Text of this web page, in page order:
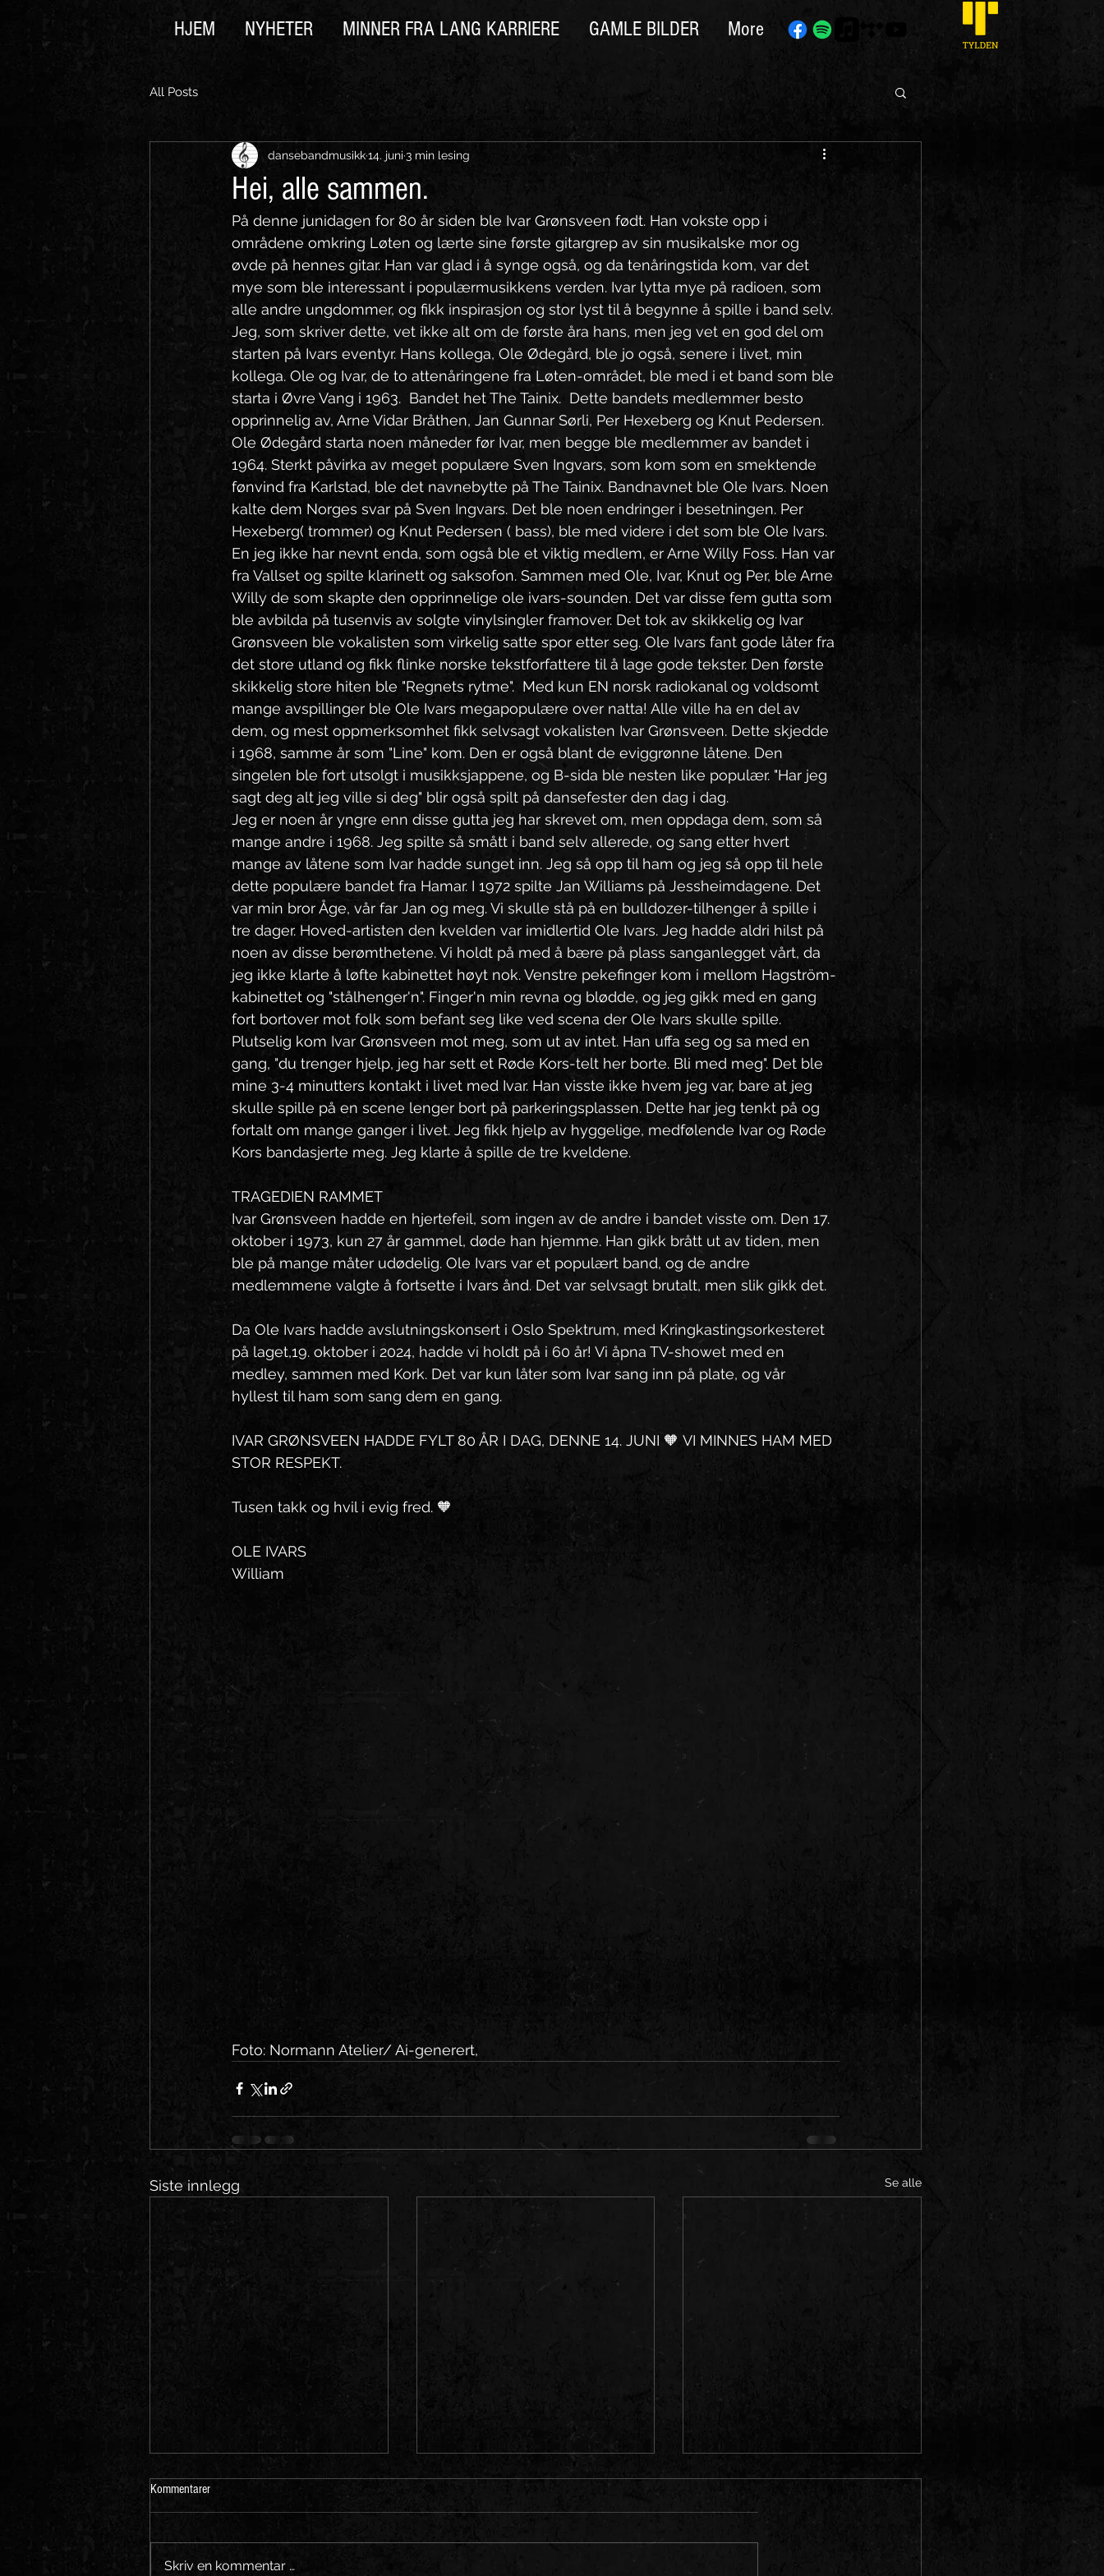
HJEM NYHETER MINNER FRA LANG KARRIERE GAMLE BILDER More
All Posts
Hei, alle sammen.
dansebandmusikk14. juni 3 min lesing
På denne junidagen for 80 år siden ble Ivar Grønsveen født. Han vokste opp i
områdene omkring Løten og lærte sine første gitargrep av sin musikalske mor og
øvde på hennes gitar. Han var glad i å synge også, og da tenåringstida kom, var det
mye som ble interessant i populærmusikkens verden. Ivar lytta mye på radioen, som
alle andre ungdommer, og fikk inspirasjon og stor lyst til å begynne å spille i band selv.
Jeg, som skriver dette, vet ikke alt om de første åra hans, men jeg vet en god del om
starten på Ivars eventyr. Hans kollega, Ole Ødegård, ble jo også, senere i livet, min
kollega. Ole og Ivar, de to attenåringene fra Løten-området, ble med i et band som ble
starta i Øvre Vang i 1963.  Bandet het The Tainix.  Dette bandets medlemmer besto
opprinnelig av, Arne Vidar Bråthen, Jan Gunnar Sørli, Per Hexeberg og Knut Pedersen.
Ole Ødegård starta noen måneder før Ivar, men begge ble medlemmer av bandet i
1964. Sterkt påvirka av meget populære Sven Ingvars, som kom som en smektende
fønvind fra Karlstad, ble det navnebytte på The Tainix. Bandnavnet ble Ole Ivars. Noen
kalte dem Norges svar på Sven Ingvars. Det ble noen endringer i besetningen. Per
Hexeberg( trommer) og Knut Pedersen ( bass), ble med videre i det som ble Ole Ivars.
En jeg ikke har nevnt enda, som også ble et viktig medlem, er Arne Willy Foss. Han var
fra Vallset og spilte klarinett og saksofon. Sammen med Ole, Ivar, Knut og Per, ble Arne
Willy de som skapte den opprinnelige ole ivars-sounden. Det var disse fem gutta som
ble avbilda på tusenvis av solgte vinylsingler framover. Det tok av skikkelig og Ivar
Grønsveen ble vokalisten som virkelig satte spor etter seg. Ole Ivars fant gode låter fra
det store utland og fikk flinke norske tekstforfattere til å lage gode tekster. Den første
skikkelig store hiten ble "Regnets rytme".  Med kun EN norsk radiokanal og voldsomt
mange avspillinger ble Ole Ivars megapopulære over natta! Alle ville ha en del av
dem, og mest oppmerksomhet fikk selvsagt vokalisten Ivar Grønsveen. Dette skjedde
i 1968, samme år som "Line" kom. Den er også blant de eviggrønne låtene. Den
singelen ble fort utsolgt i musikksjappene, og B-sida ble nesten like populær. "Har jeg
sagt deg alt jeg ville si deg" blir også spilt på dansefester den dag i dag.
Jeg er noen år yngre enn disse gutta jeg har skrevet om, men oppdaga dem, som så
mange andre i 1968. Jeg spilte så smått i band selv allerede, og sang etter hvert
mange av låtene som Ivar hadde sunget inn. Jeg så opp til ham og jeg så opp til hele
dette populære bandet fra Hamar. I 1972 spilte Jan Williams på Jessheimdagene. Det
var min bror Åge, vår far Jan og meg. Vi skulle stå på en bulldozer-tilhenger å spille i
tre dager. Hoved-artisten den kvelden var imidlertid Ole Ivars. Jeg hadde aldri hilst på
noen av disse berømthetene. Vi holdt på med å bære på plass sanganlegget vårt, da
jeg ikke klarte å løfte kabinettet høyt nok. Venstre pekefinger kom i mellom Hagström-
kabinettet og "stålhenger'n". Finger'n min revna og blødde, og jeg gikk med en gang
fort bortover mot folk som befant seg like ved scena der Ole Ivars skulle spille.
Plutselig kom Ivar Grønsveen mot meg, som ut av intet. Han uffa seg og sa med en
gang, "du trenger hjelp, jeg har sett et Røde Kors-telt her borte. Bli med meg". Det ble
mine 3-4 minutters kontakt i livet med Ivar. Han visste ikke hvem jeg var, bare at jeg
skulle spille på en scene lenger bort på parkeringsplassen. Dette har jeg tenkt på og
fortalt om mange ganger i livet. Jeg fikk hjelp av hyggelige, medfølende Ivar og Røde
Kors bandasjerte meg. Jeg klarte å spille de tre kveldene.
TRAGEDIEN RAMMET
Ivar Grønsveen hadde en hjertefeil, som ingen av de andre i bandet visste om. Den 17.
oktober i 1973, kun 27 år gammel, døde han hjemme. Han gikk brått ut av tiden, men
ble på mange måter udødelig. Ole Ivars var et populært band, og de andre
medlemmene valgte å fortsette i Ivars ånd. Det var selvsagt brutalt, men slik gikk det.
Da Ole Ivars hadde avslutningskonsert i Oslo Spektrum, med Kringkastingsorkesteret
på laget,19. oktober i 2024, hadde vi holdt på i 60 år! Vi åpna TV-showet med en
medley, sammen med Kork. Det var kun låter som Ivar sang inn på plate, og vår
hyllest til ham som sang dem en gang.
IVAR GRØNSVEEN HADDE FYLT 80 ÅR I DAG, DENNE 14. JUNI 🧡 VI MINNES HAM MED
STOR RESPEKT.
Tusen takk og hvil i evig fred. 🧡
OLE IVARS
William
Foto: Normann Atelier/ Ai-generert,
Siste innlegg Se alle
Hei, alle venner!
Kommentarer
Skriv en kommentar …